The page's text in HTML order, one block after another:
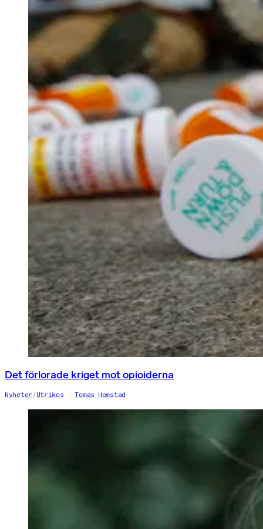
Det förlorade kriget mot opioiderna
Nyheter/Utrikes Tomas Hemstad